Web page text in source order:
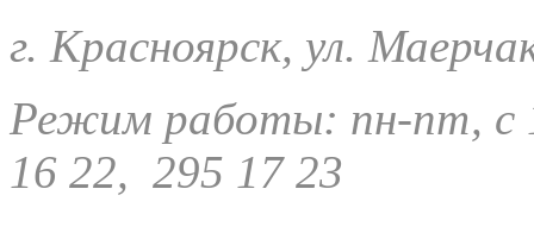
г. Красноярск, ул.
Режим работы: пн-пт, с
16 22, 295 17 23